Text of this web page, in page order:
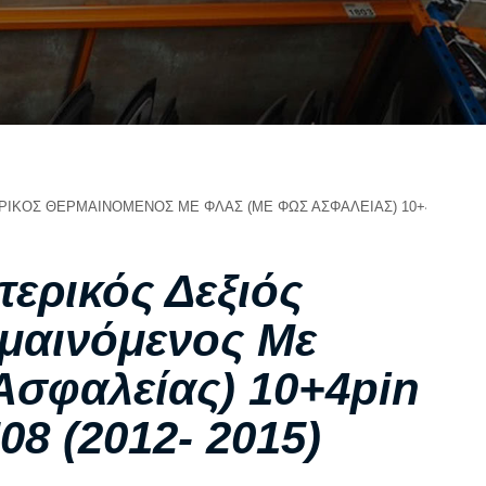
ΣΧΕΤΙΚΑ ΜΕ ΕΜΑΣ
ΥΠΗΡΕΣΙΕΣ
ΟΙ ΕΓΚΑΤΑΣΤΑΣΕΙΣ ΜΑΣ
ΣΥΧΝΕΣ ΕΡΩΤΗΣΕΙΣ
ΧΟΡΗΓΙΕΣ
ΘΕΡΜΑΙΝΟΜΕΝΟΣ ΜΕ ΦΛΑΣ (ΜΕ ΦΩΣ ΑΣΦΑΛΕΙΑΣ) 10+4PIN ΓΙΑ
Δεξιός
Με
10+4pin
(2012- 2015)